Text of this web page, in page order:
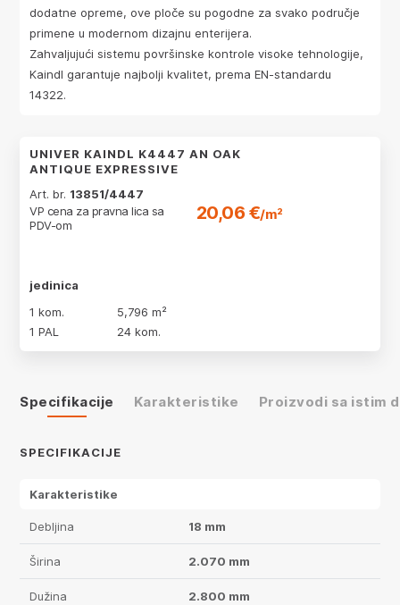
dodatne opreme, ove ploče su pogodne za svako područje
primene u modernom dizajnu enterijera.
Zahvaljujući sistemu površinske kontrole visoke tehnologije,
Kaindl garantuje najbolji kvalitet, prema EN-standardu
14322.
UNIVER KAINDL K4447 AN OAK
ANTIQUE EXPRESSIVE
Art. br. 13851/4447
VP cena za pravna lica sa
PDV-om
20,06 €/m²
jedinica
1 kom.
5,796 m²
1 PAL
24 kom.
Specifikacije Karakteristike Proizvodi sa istim
SPECIFIKACIJE
Karakteristike
Debljina 18 mm
Širina 2.070 mm
Dužina 2.800 mm